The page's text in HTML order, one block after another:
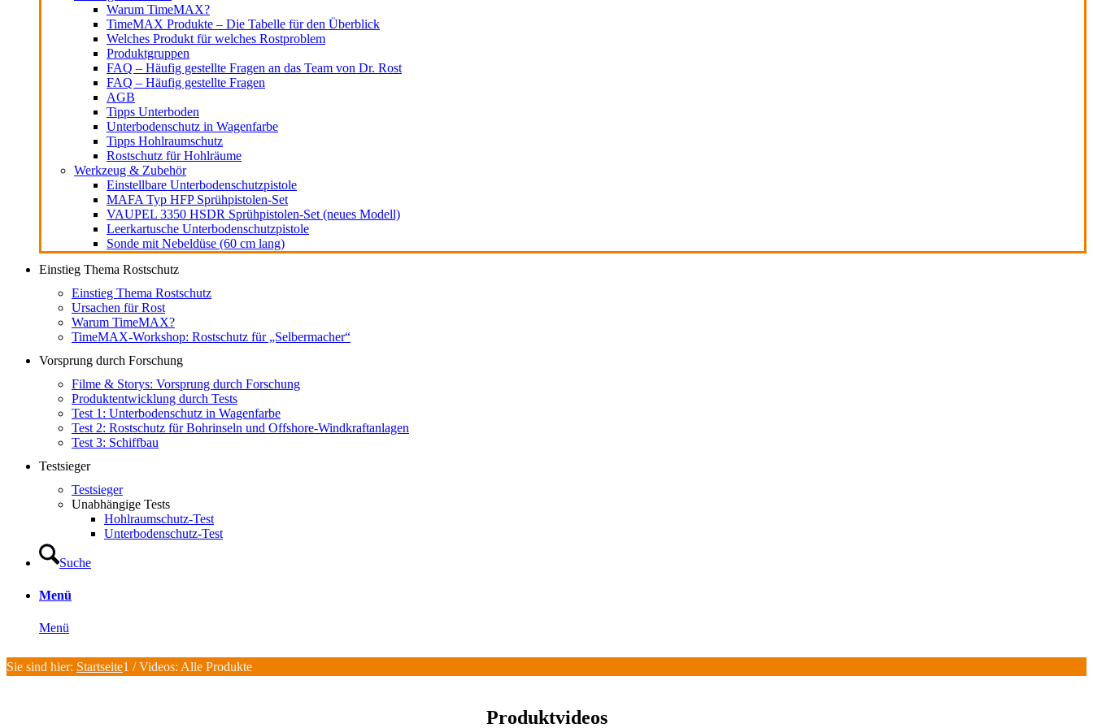
Warum TimeMAX?
TimeMAX Produkte – Die Tabelle für den Überblick
Welches Produkt für welches Rostproblem
Produktgruppen
FAQ – Häufig gestellte Fragen an das Team von Dr. Rost
FAQ – Häufig gestellte Fragen
AGB
Tipps Unterboden
Unterbodenschutz in Wagenfarbe
Tipps Hohlraumschutz
Rostschutz für Hohlräume
Werkzeug & Zubehör
Einstellbare Unterbodenschutzpistole
MAFA Typ HFP Sprühpistolen-Set
VAUPEL 3350 HSDR Sprühpistolen-Set (neues Modell)
Leerkartusche Unterbodenschutzpistole
Sonde mit Nebeldüse (60 cm lang)
Einstieg Thema Rostschutz
Einstieg Thema Rostschutz
Ursachen für Rost
Warum TimeMAX?
TimeMAX-Workshop: Rostschutz für „Selbermacher“
Vorsprung durch Forschung
Filme & Storys: Vorsprung durch Forschung
Produktentwicklung durch Tests
Test 1: Unterbodenschutz in Wagenfarbe
Test 2: Rostschutz für Bohrinseln und Offshore-Windkraftanlagen
Test 3: Schiffbau
Testsieger
Testsieger
Unabhängige Tests
Hohlraumschutz-Test
Unterbodenschutz-Test
Suche
Menü
Menü
Sie sind hier: Startseite1 / Videos: Alle Produkte
Produktvideos